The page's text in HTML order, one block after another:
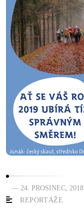
— 24. PROSINEC, 2018
REPORTÁŽE